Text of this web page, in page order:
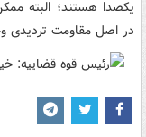
یکصدا هستند؛ البته
در اصل مقاومت تردیدی